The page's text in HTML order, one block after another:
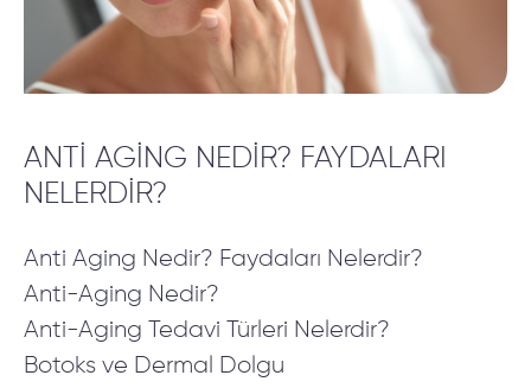
ANTI AGING NEDIR? FAYDALARI
NELERDIR?
Anti Aging Nedir? Faydaları Nelerdir?
Anti-Aging Nedir?
Anti-Aging Tedavi Türleri Nelerdir?
Botoks ve Dermal Dolgu